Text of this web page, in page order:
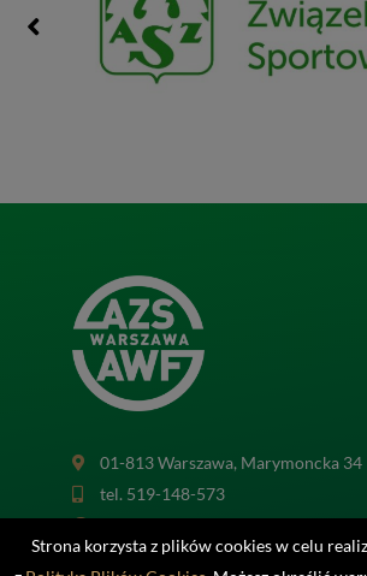
01-813 Warszawa, Marymoncka 34
tel. 519-148-573
sekretariat@azsawf.com
Strona korzysta z plików cookies w celu